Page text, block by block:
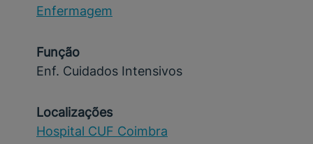
Enfermagem
Função
Enf. Cuidados Intensivos
Localizações
Hospital CUF Coimbra